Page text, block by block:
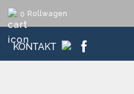
0 Rollwagen
KONTAKT